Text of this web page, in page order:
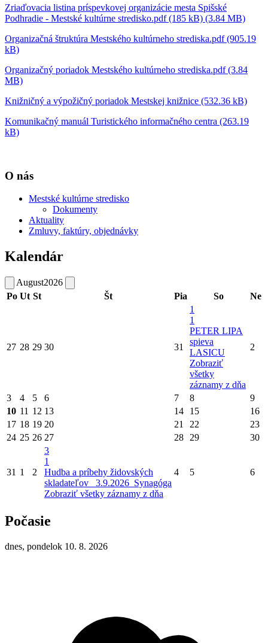
Zriaďovacia listina príspevkovej organizácie mesta Spišské
Podhradie - Mestské kultúrne stredisko.pdf (185 kB) (3.84 MB)
Organizačná štruktúra Mestského kultúrneho strediska.pdf (905.19
kB)
Organizačný poriadok Mestského kultúrneho strediska.pdf (3.84
MB)
Knižničný a výpožičný poriadok Mestskej knižnice (532.36 kB)
Komunikačný manuál Turistického informačného centra (263.19
kB)
O nás
Mestské kultúrne stredisko
Dokumenty
Aktuality
Zmluvy, faktúry, objednávky
Kalendár
August2026
Po Ut St Št Pia So Ne
27 28 29 30 31
1
1
PETER LIPA
spieva
LASICU
Zobraziť
všetky
záznamy z dňa
2
3 4 5 6 7 8
9
10 11 12 13 14 15
16
17 18 19 20 21 22
23
24 25 26 27 28 29 30
31 1 2
3
1
Hudba a príbehy židovských
skladateľov_ 3.9.2026_Synagóga
Zobraziť všetky záznamy z dňa
4 5 6
Počasie
dnes, pondelok 10. 8. 2026